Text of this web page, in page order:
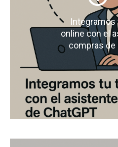
Integramos
online con el
compras de